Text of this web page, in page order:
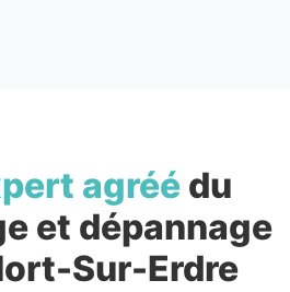
agréé du
et dépannage
Sur-Erdre